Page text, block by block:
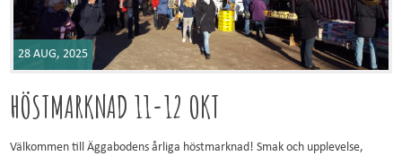
28 AUG, 2025
HÖSTMARKNAD 11-12 OKT
Välkommen till Äggabodens årliga höstmarknad! Smak och upplevelse,